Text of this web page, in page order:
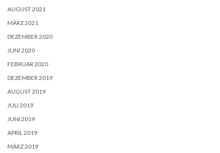
AUGUST 2021
MÄRZ 2021
DEZEMBER 2020
JUNI 2020
FEBRUAR 2020
DEZEMBER 2019
AUGUST 2019
JULI 2019
JUNI 2019
APRIL 2019
MÄRZ 2019